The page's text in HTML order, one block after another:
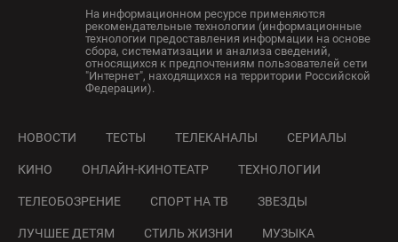
На информационном ресурсе применяются
рекомендательные технологии (информационные
технологии предоставления информации на основе
сбора, систематизации и анализа сведений,
относящихся к предпочтениям пользователей сети
"Интернет", находящихся на территории Российской
Федерации).
НОВОСТИ ТЕСТЫ ТЕЛЕКАНАЛЫ СЕРИАЛЫ
КИНО ОНЛАЙН-КИНОТЕАТР ТЕХНОЛОГИИ
ТЕЛЕОБОЗРЕНИЕ СПОРТ НА ТВ ЗВЕЗДЫ
ЛУЧШЕЕ ДЕТЯМ СТИЛЬ ЖИЗНИ МУЗЫКА